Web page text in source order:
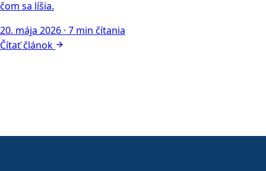
20. mája 2026 · 7 min čítania